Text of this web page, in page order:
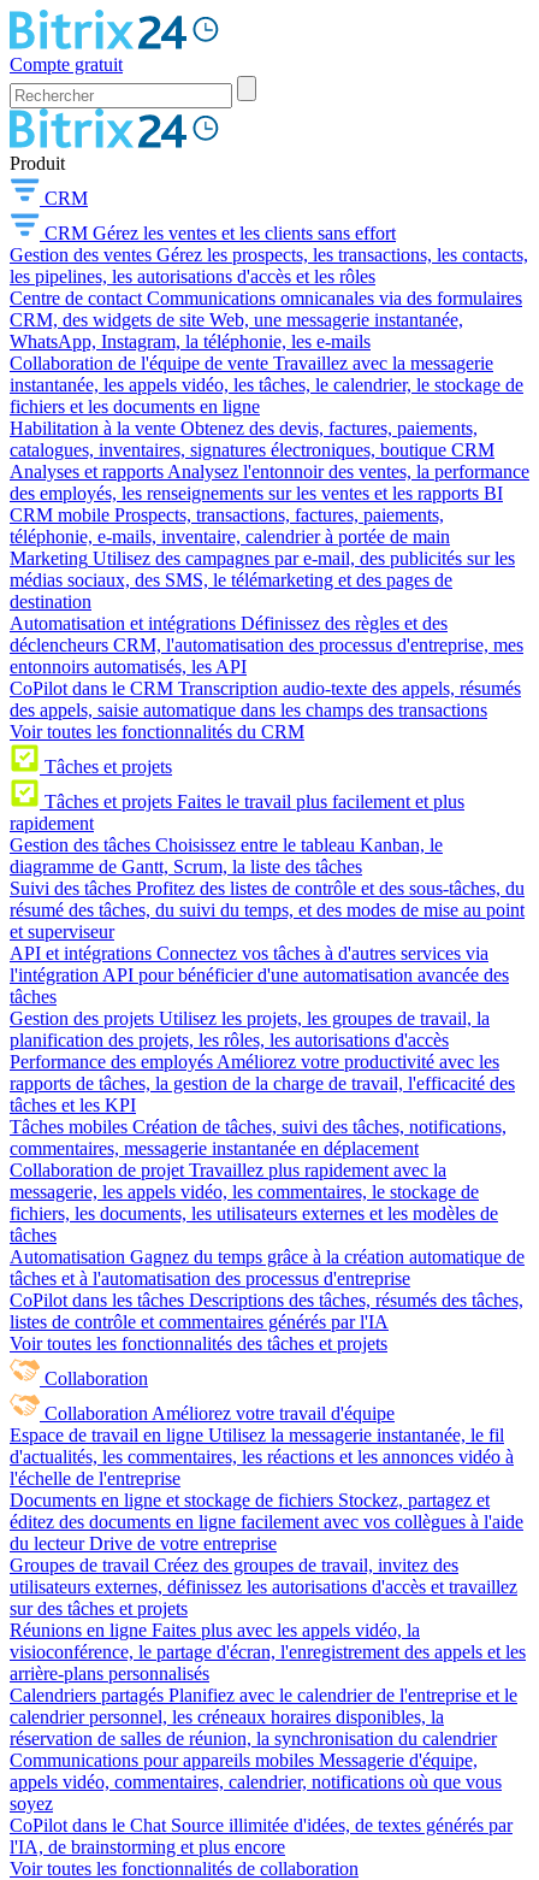
Compte gratuit
Produit
CRM
CRM Gérez les ventes et les clients sans effort
Gestion des ventes Gérez les prospects, les transactions, les contacts,
les pipelines, les autorisations d'accès et les rôles
Centre de contact Communications omnicanales via des formulaires
CRM, des widgets de site Web, une messagerie instantanée,
WhatsApp, Instagram, la téléphonie, les e-mails
Collaboration de l'équipe de vente Travaillez avec la messagerie
instantanée, les appels vidéo, les tâches, le calendrier, le stockage de
fichiers et les documents en ligne
Habilitation à la vente Obtenez des devis, factures, paiements,
catalogues, inventaires, signatures électroniques, boutique CRM
Analyses et rapports Analysez l'entonnoir des ventes, la performance
des employés, les renseignements sur les ventes et les rapports BI
CRM mobile Prospects, transactions, factures, paiements,
téléphonie, e-mails, inventaire, calendrier à portée de main
Marketing Utilisez des campagnes par e-mail, des publicités sur les
médias sociaux, des SMS, le télémarketing et des pages de
destination
Automatisation et intégrations Définissez des règles et des
déclencheurs CRM, l'automatisation des processus d'entreprise, mes
entonnoirs automatisés, les API
CoPilot dans le CRM Transcription audio-texte des appels, résumés
des appels, saisie automatique dans les champs des transactions
Voir toutes les fonctionnalités du CRM
Tâches et projets
Tâches et projets Faites le travail plus facilement et plus
rapidement
Gestion des tâches Choisissez entre le tableau Kanban, le
diagramme de Gantt, Scrum, la liste des tâches
Suivi des tâches Profitez des listes de contrôle et des sous-tâches, du
résumé des tâches, du suivi du temps, et des modes de mise au point
et superviseur
API et intégrations Connectez vos tâches à d'autres services via
l'intégration API pour bénéficier d'une automatisation avancée des
tâches
Gestion des projets Utilisez les projets, les groupes de travail, la
planification des projets, les rôles, les autorisations d'accès
Performance des employés Améliorez votre productivité avec les
rapports de tâches, la gestion de la charge de travail, l'efficacité des
tâches et les KPI
Tâches mobiles Création de tâches, suivi des tâches, notifications,
commentaires, messagerie instantanée en déplacement
Collaboration de projet Travaillez plus rapidement avec la
messagerie, les appels vidéo, les commentaires, le stockage de
fichiers, les documents, les utilisateurs externes et les modèles de
tâches
Automatisation Gagnez du temps grâce à la création automatique de
tâches et à l'automatisation des processus d'entreprise
CoPilot dans les tâches Descriptions des tâches, résumés des tâches,
listes de contrôle et commentaires générés par l'IA
Voir toutes les fonctionnalités des tâches et projets
Collaboration
Collaboration Améliorez votre travail d'équipe
Espace de travail en ligne Utilisez la messagerie instantanée, le fil
d'actualités, les commentaires, les réactions et les annonces vidéo à
l'échelle de l'entreprise
Documents en ligne et stockage de fichiers Stockez, partagez et
éditez des documents en ligne facilement avec vos collègues à l'aide
du lecteur Drive de votre entreprise
Groupes de travail Créez des groupes de travail, invitez des
utilisateurs externes, définissez les autorisations d'accès et travaillez
sur des tâches et projets
Réunions en ligne Faites plus avec les appels vidéo, la
visioconférence, le partage d'écran, l'enregistrement des appels et les
arrière-plans personnalisés
Calendriers partagés Planifiez avec le calendrier de l'entreprise et le
calendrier personnel, les créneaux horaires disponibles, la
réservation de salles de réunion, la synchronisation du calendrier
Communications pour appareils mobiles Messagerie d'équipe,
appels vidéo, commentaires, calendrier, notifications où que vous
soyez
CoPilot dans le Chat Source illimitée d'idées, de textes générés par
l'IA, de brainstorming et plus encore
Voir toutes les fonctionnalités de collaboration